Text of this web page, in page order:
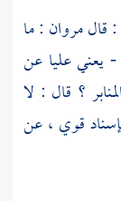
: قالمروان : ما
يعني عليا عن
؟ قال : لا
قوي ، عن